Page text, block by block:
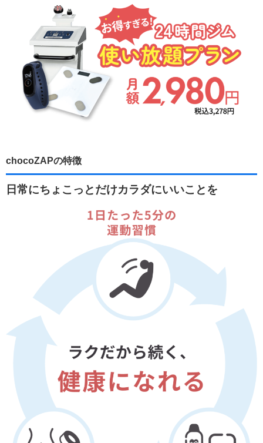
chocoZAPの特徴
日常にちょこっとだけカラダにいいことを